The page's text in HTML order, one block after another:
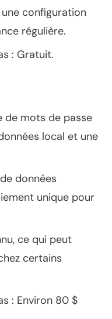
configuration
régulière.
: Gratuit.
de mots de passe
local et une
données
unique pour
ce qui peut
certains
: Environ 80 $